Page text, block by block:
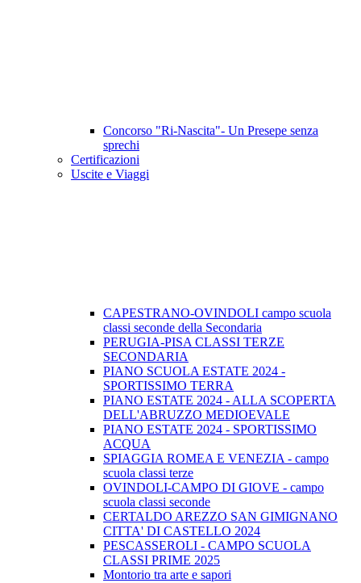
Concorso "Ri-Nascita"- Un Presepe senza
sprechi
Certificazioni
Uscite e Viaggi
CAPESTRANO-OVINDOLI campo scuola
classi seconde della Secondaria
PERUGIA-PISA CLASSI TERZE
SECONDARIA
PIANO SCUOLA ESTATE 2024 -
SPORTISSIMO TERRA
PIANO ESTATE 2024 - ALLA SCOPERTA
DELL'ABRUZZO MEDIOEVALE
PIANO ESTATE 2024 - SPORTISSIMO
ACQUA
SPIAGGIA ROMEA E VENEZIA - campo
scuola classi terze
OVINDOLI-CAMPO DI GIOVE - campo
scuola classi seconde
CERTALDO AREZZO SAN GIMIGNANO
CITTA' DI CASTELLO 2024
PESCASSEROLI - CAMPO SCUOLA
CLASSI PRIME 2025
Montorio tra arte e sapori